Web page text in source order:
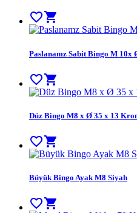
favorite_bordershopping_cart
Paslanamz Sabit Bingo M 10x
favorite_bordershopping_cart
Düz Bingo M8 x Ø 35 x 13
favorite_bordershopping_cart
Büyük Bingo Ayak M8 Siyah
favorite_border shopping_cart